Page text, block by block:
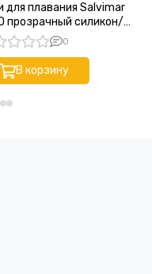
для плавания Salvimar
прозрачный силикон/
линзы 0
В корзину